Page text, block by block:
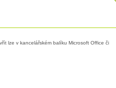
lze v kancelářském balíku Microsoft Office či